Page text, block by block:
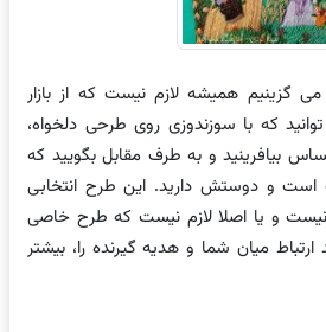
گزینیم همیشه لازم نیست که از بازار
که با سوزندوزی روی طرحی دلخواه،
بیافرینید و به طرف مقابل بگویید که
است و دوستش دارید. این طرح انتخابی
نیست و یا اصلا لازم نیست که طرح خاصی
میان شما و هدیه گیرنده را، بیشتر